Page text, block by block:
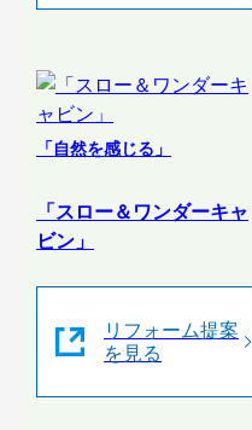
「自然を感じる」
「スロー＆ワンダーキャ
ビン」
リフォーム提案
を見る